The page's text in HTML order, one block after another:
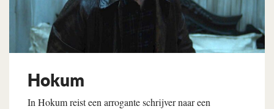
Hokum
In Hokum reist een arrogante schrijver naar een